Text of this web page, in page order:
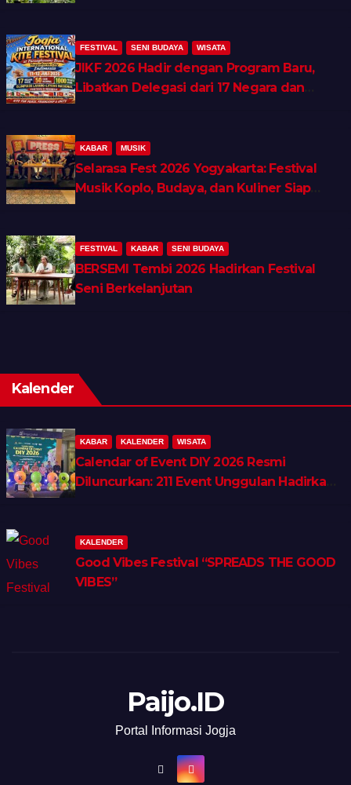
FESTIVAL SENI BUDAYA WISATA
JIKF 2026 Hadir dengan Program Baru,
Libatkan Delegasi dari 17 Negara dan
KABAR MUSIK
Selarasa Fest 2026 Yogyakarta: Festival
Musik Koplo, Budaya, dan Kuliner Siap
FESTIVAL KABAR SENI BUDAYA
BERSEMI Tembi 2026 Hadirkan Festival
Seni Berkelanjutan
Kalender
KABAR KALENDER WISATA
Calendar of Event DIY 2026 Resmi
Diluncurkan: 211 Event Unggulan Hadirkan
KALENDER
Good Vibes Festival “SPREADS THE GOOD
VIBES”
Paijo.ID
Portal Informasi Jogja